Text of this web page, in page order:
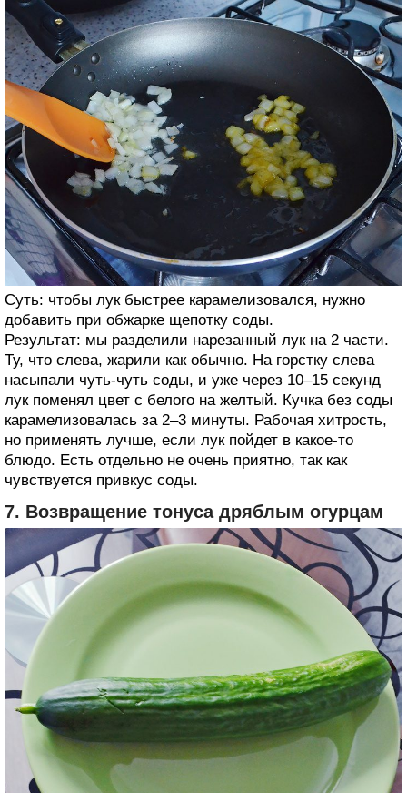
Суть: чтобы лук быстрее карамелизовался, нужно
добавить при обжарке щепотку соды.
Результат: мы разделили нарезанный лук на 2 части.
Ту, что слева, жарили как обычно. На горстку слева
насыпали чуть-чуть соды, и уже через 10–15 секунд
лук поменял цвет с белого на желтый. Кучка без соды
карамелизовалась за 2–3 минуты. Рабочая хитрость,
но применять лучше, если лук пойдет в какое-то
блюдо. Есть отдельно не очень приятно, так как
чувствуется привкус соды.
7. Возвращение тонуса дряблым огурцам